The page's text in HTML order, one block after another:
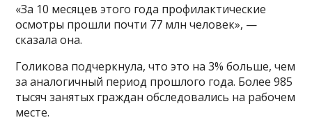
«За 10 месяцев этого года профилактические
осмотры прошли почти 77 млн человек», —
сказала она.
Голикова подчеркнула, что это на 3% больше, чем
за аналогичный период прошлого года. Более 985
тысяч занятых граждан обследовались на рабочем
месте.